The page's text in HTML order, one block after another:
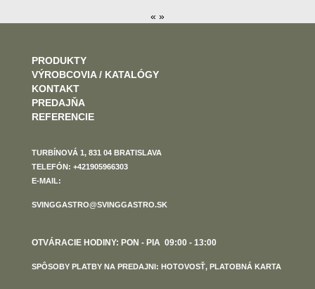
« »
PRODUKTY
VÝROBCOVIA / KATALÓGY
KONTAKT
PREDAJŇA
REFERENCIE
TURBÍNOVÁ 1, 831 04 BRATISLAVA
TELEFÓN: +421905966303
E-MAIL:
SVINGGASTRO@SVINGGASTRO.SK
OTVÁRACIE HODINY: PON - PIA 09:00 - 13:00
SPÔSOBY PLATBY NA PREDAJNI: HOTOVOSŤ, PLATOBNÁ KARTA